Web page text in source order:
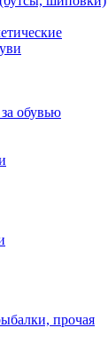
обувью
прочая